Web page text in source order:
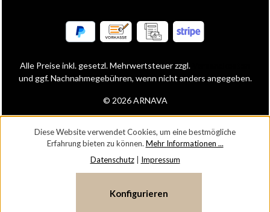
© 2026 ARNAVA
Alle Preise inkl. gesetzl. Mehrwertsteuer zzgl.
und ggf. Nachnahmegebühren, wenn nicht anders angegeben.
Diese Website verwendet Cookies, um eine bestmögliche
Erfahrung bieten zu können. Mehr Informationen ...
Datenschutz| Impressum
Konfigurieren